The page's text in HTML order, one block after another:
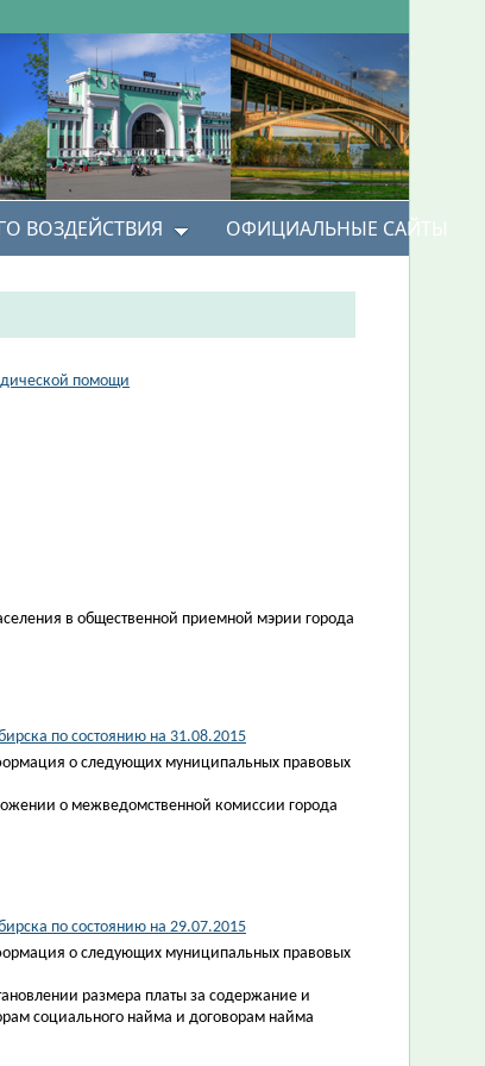
ВОЗДЕЙСТВИЯ ОФИЦИАЛЬНЫЕ САЙТЫ
помощи
в общественной приемной мэрии города
по состоянию на 31.08.2015
о следующих муниципальных правовых
о межведомственной комиссии города
по состоянию на 29.07.2015
о следующих муниципальных правовых
размера платы за содержание и
социального найма и договорам найма